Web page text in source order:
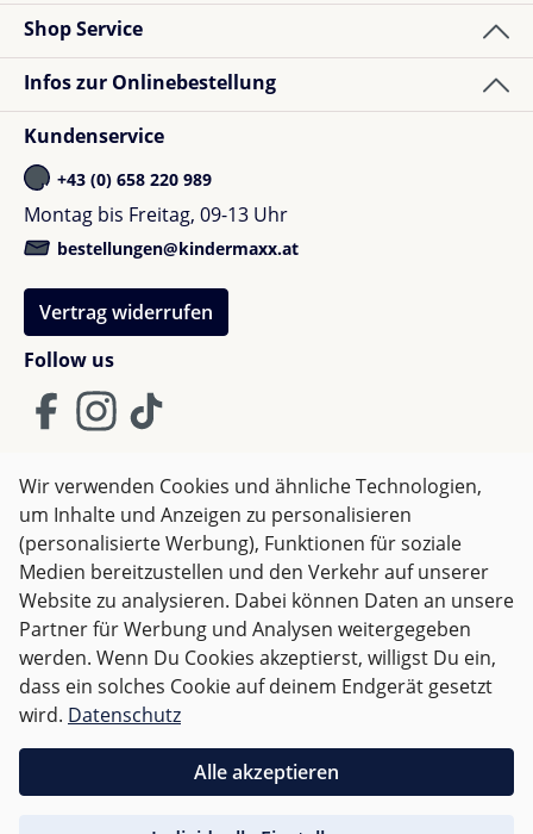
Follow us
Shop Service
Infos zur Onlinebestellung
Kundenservice
+43 (0) 658 220 989
Montag bis Freitag, 09-13 Uhr
bestellungen@kindermaxx.at
Vertrag widerrufen
AGB Impressum
Datenschutz
Widerrufsrecht
Alle Preise inkl. gesetzl. Mehrwertsteuer zzgl.Versandkosten
und ggf. Nachnahmegebühren, wenn nicht anders
angegeben.
Für Österreich sind Bestellungen ab 50,- EUR
versandkostenfrei.
Wir verwenden Cookies und ähnliche Technologien,
um Inhalte und Anzeigen zu personalisieren
(personalisierte Werbung), Funktionen für soziale
Medien bereitzustellen und den Verkehr auf unserer
Website zu analysieren. Dabei können Daten an unsere
Partner für Werbung und Analysen weitergegeben
werden. Wenn Du Cookies akzeptierst, willigst Du ein,
dass ein solches Cookie auf deinem Endgerät gesetzt
wird. Datenschutz
Alle akzeptieren